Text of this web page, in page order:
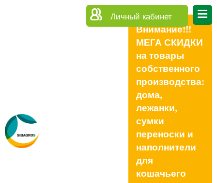
Личный кабинет
Внимание!!!
МЕГА СКИДКИ
на товары
собственного
производства:
дома,
лежанки,
сумки
переноски и
наполнители
для
кошачьего